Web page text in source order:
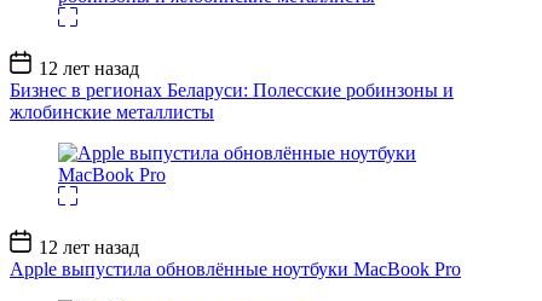
Дата
записи
12 лет назад
Бизнес в регионах Беларуси: Полесские робинзоны и
жлобинские металлисты
Дата
записи
12 лет назад
Apple выпустила обновлённые ноутбуки MacBook Pro